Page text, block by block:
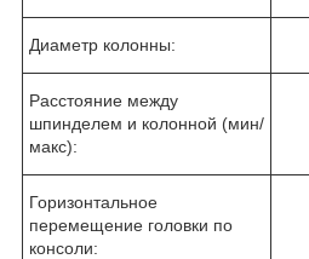
Диаметр колонны:
Расстояние между
шпинделем и колонной (мин/
макс):
Горизонтальное
перемещение головки по
консоли: